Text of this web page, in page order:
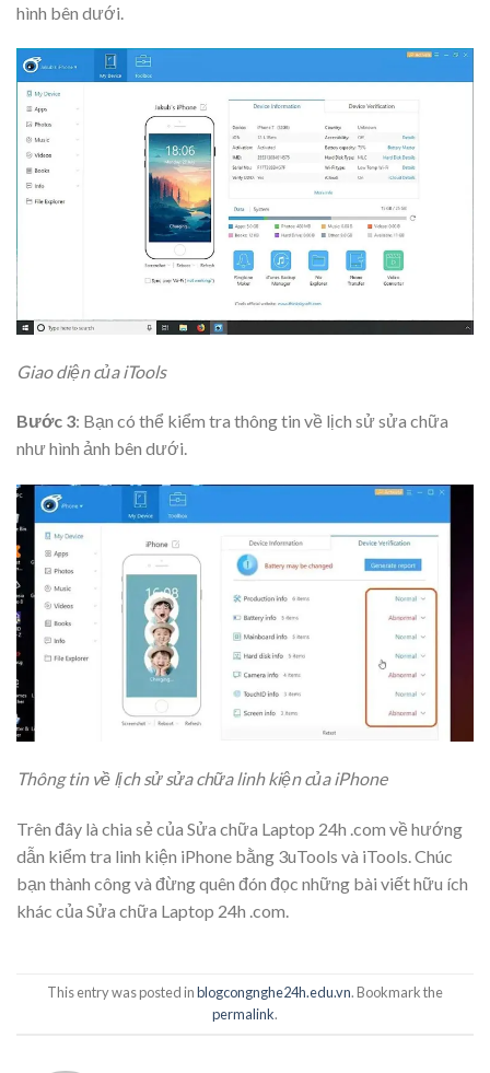
hình bên dưới.
Giao diện của iTools
Bước 3: Bạn có thể kiểm tra thông tin về lịch sử sửa chữa
như hình ảnh bên dưới.
Thông tin về lịch sử sửa chữa linh kiện của iPhone
Trên đây là chia sẻ của Sửa chữa Laptop 24h .com về hướng
dẫn kiểm tra linh kiện iPhone bằng 3uTools và iTools. Chúc
bạn thành công và đừng quên đón đọc những bài viết hữu ích
khác của Sửa chữa Laptop 24h .com.
This entry was posted inblogcongnghe24h.edu.vn. Bookmark the
permalink.